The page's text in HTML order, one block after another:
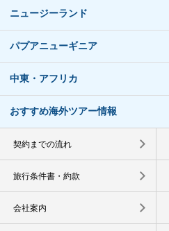
ニュージーランド
パプアニューギニア
中東・アフリカ
おすすめ海外ツアー情報
契約までの流れ
旅行条件書・約款
会社案内